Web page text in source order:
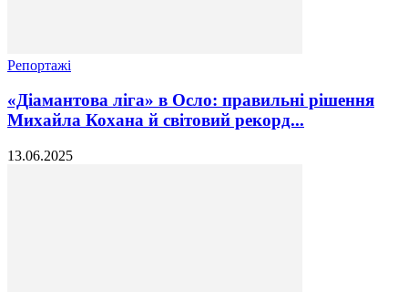
Репортажі
«Діамантова ліга» в Осло: правильні рішення
Михайла Кохана й світовий рекорд...
13.06.2025